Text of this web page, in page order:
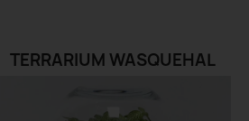
TERRARIUM WASQUEHAL